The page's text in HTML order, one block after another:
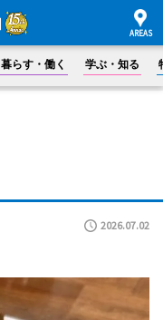
暮らす・働く 学ぶ・知る
2026.07.02